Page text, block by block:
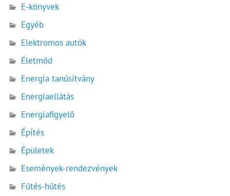
E-könyvek
Egyéb
Elektromos autók
Életmód
Energia tanúsítvány
Energiaellátás
Energiafigyelő
Építés
Épületek
Események-rendezvények
Fűtés-hűtés